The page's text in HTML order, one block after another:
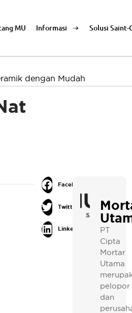
MU Informasi Solusi Saint-
dengan Mudah
Facebook
Twitter
LinkedIn
PT
Cipta
Mortar
Utama
pelopor
dan